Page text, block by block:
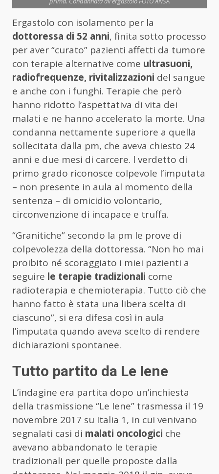
Ergastolo con isolamento per la
dottoressa di 52 anni, finita sotto processo
per aver “curato” pazienti affetti da tumore
con terapie alternative come ultrasuoni,
radiofrequenze, rivitalizzazioni del sangue
e anche con i funghi. Terapie che però
hanno ridotto l’aspettativa di vita dei
malati e ne hanno accelerato la morte. Una
condanna nettamente superiore a quella
sollecitata dalla pm, che aveva chiesto 24
anni e due mesi di carcere. l verdetto di
primo grado riconosce colpevole l’imputata
– non presente in aula al momento della
sentenza – di omicidio volontario,
circonvenzione di incapace e truffa.
“Granitiche” secondo la pm le prove di
colpevolezza della dottoressa. “Non ho mai
proibito né scoraggiato i miei pazienti a
seguire le terapie tradizionali come
radioterapia e chemioterapia. Tutto ciò che
hanno fatto è stata una libera scelta di
ciascuno”, si era difesa così in aula
l’imputata quando aveva scelto di rendere
dichiarazioni spontanee.
Tutto partito da Le Iene
L’indagine era partita dopo un’inchiesta
della trasmissione “Le Iene” trasmessa il 19
novembre 2017 su Italia 1, in cui venivano
segnalati casi di malati oncologici che
avevano abbandonato le terapie
tradizionali per quelle proposte dalla